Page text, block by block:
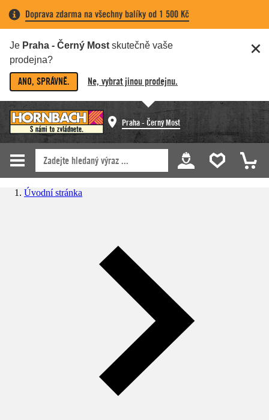
Doprava zdarma na všechny balíky od 1 500 Kč
Je Praha - Černý Most skutečně vaše
prodejna?
ANO, SPRÁVNĚ. Ne, vybrat jinou prodejnu.
Praha - Černý Most
Úvodní stránka